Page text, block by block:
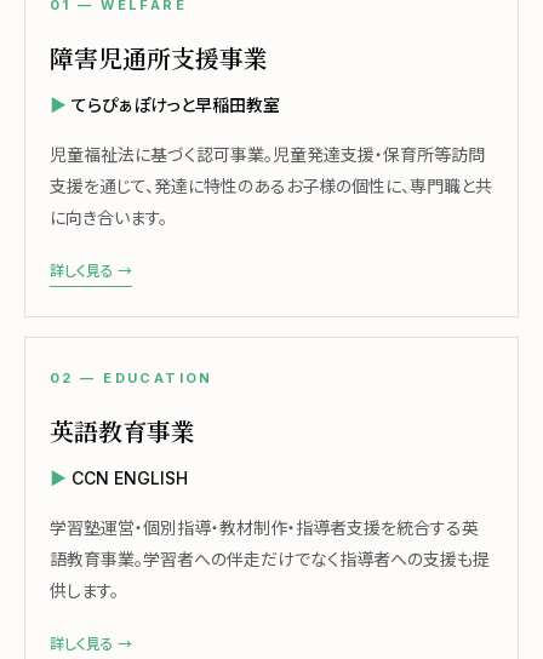
01 — WELFARE
障害児通所支援事業
てらぴぁぽけっと早稲田教室
児童福祉法に基づく認可事業。児童発達支援・保育所等訪問
支援を通じて、発達に特性のあるお子様の個性に、専門職と共
に向き合います。
詳しく見る →
02 — EDUCATION
英語教育事業
CCN ENGLISH
学習塾運営・個別指導・教材制作・指導者支援を統合する英
語教育事業。学習者への伴走だけでなく指導者への支援も提
供します。
詳しく見る →